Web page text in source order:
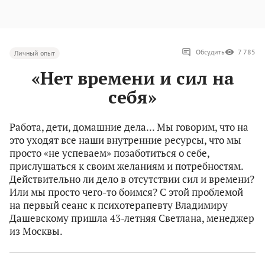
Личный опыт Обсудить 7 785
«Нет времени и сил на
себя»
Работа, дети, домашние дела... Мы говорим, что на
это уходят все наши внутренние ресурсы, что мы
просто «не успеваем» позаботиться о себе,
прислушаться к своим желаниям и потребностям.
Действительно ли дело в отсутствии сил и времени?
Или мы просто чего-то боимся? С этой проблемой
на первый сеанс к психотерапевту Владимиру
Дашевскому пришла 43-летняя Светлана, менеджер
из Москвы.